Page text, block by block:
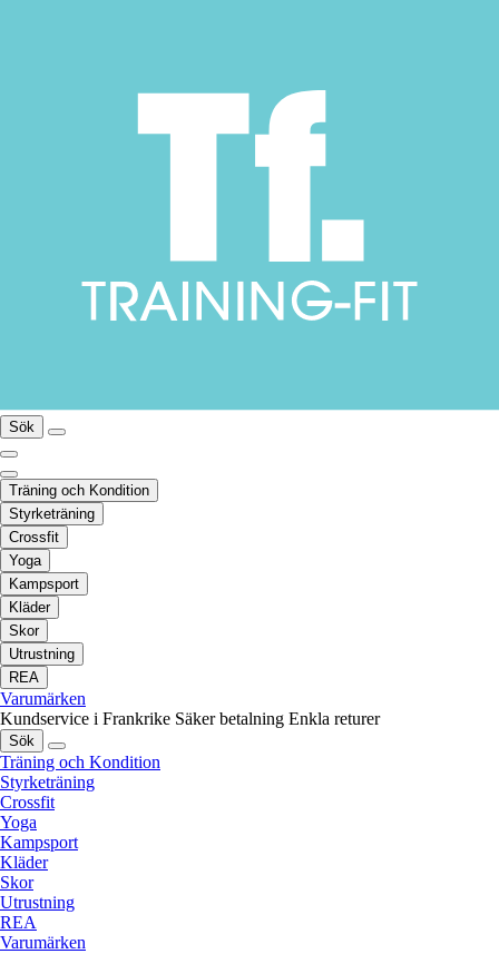
Sök
Träning och Kondition
Styrketräning
Crossfit
Yoga
Kampsport
Kläder
Skor
Utrustning
REA
Varumärken
Kundservice i Frankrike Säker betalning Enkla returer
Sök
Träning och Kondition
Styrketräning
Crossfit
Yoga
Kampsport
Kläder
Skor
Utrustning
REA
Varumärken